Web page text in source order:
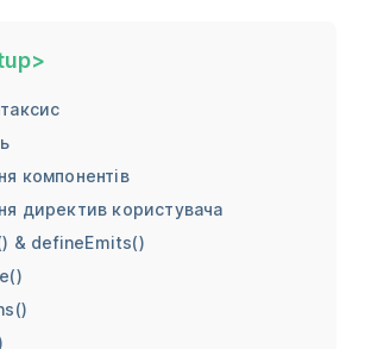
компонентів
директив користувача
& defineEmits()